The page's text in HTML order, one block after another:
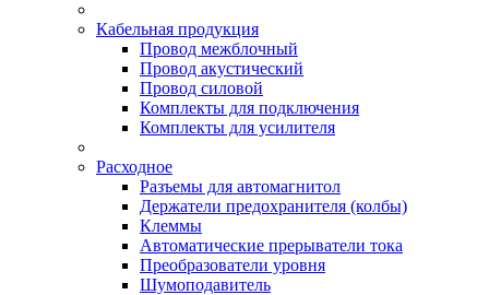
Кабельная продукция
Провод межблочный
Провод акустический
Провод силовой
Комплекты для подключения
Комплекты для усилителя
Расходное
Разъемы для автомагнитол
Держатели предохранителя (колбы)
Клеммы
Автоматические прерыватели тока
Преобразователи уровня
Шумоподавитель